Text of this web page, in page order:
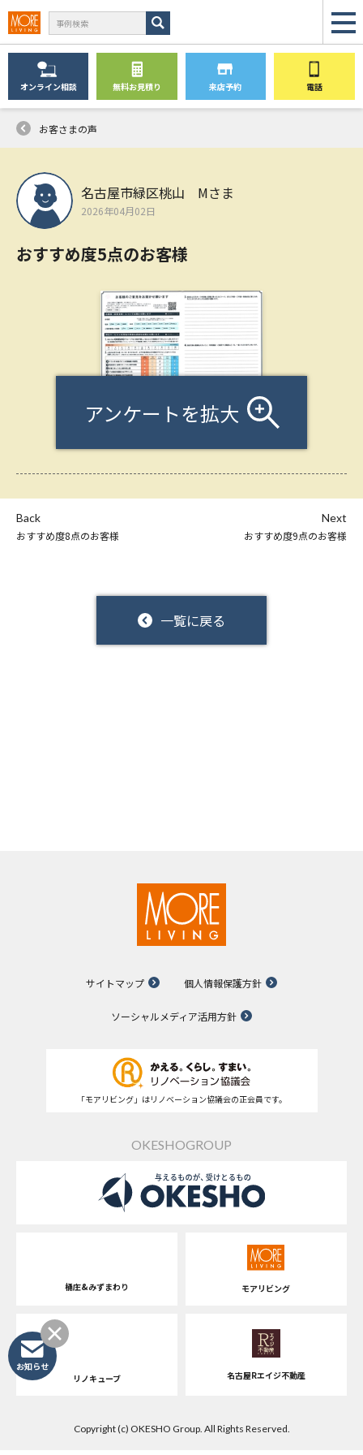
オンライン相談 無料お見積り 来店予約 電話
お客さまの声
名古屋市緑区桃山 Mさま
2026年04月02日
おすすめ度5点のお客様
アンケートを拡大
Back
おすすめ度8点のお客様
一覧に戻る
Next
おすすめ度9点のお客様
サイトマップ 個人情報保護方針
ソーシャルメディア活用方針
「モアリビング」はリノベーション協議会の正会員です。
OKESHOGROUP
桶庄&みずまわり モアリビング
リノキューブ 名古屋Rエイジ不動産
Copyright (c) OKESHO Group. All Rights Reserved.
お知らせ